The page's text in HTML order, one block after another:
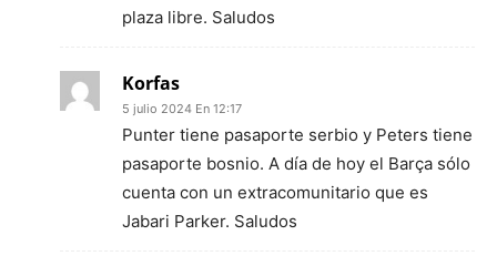
plaza libre. Saludos
Korfas
5 julio 2024 En 12:17
Punter tiene pasaporte serbio y Peters tiene
pasaporte bosnio. A día de hoy el Barça sólo
cuenta con un extracomunitario que es
Jabari Parker. Saludos